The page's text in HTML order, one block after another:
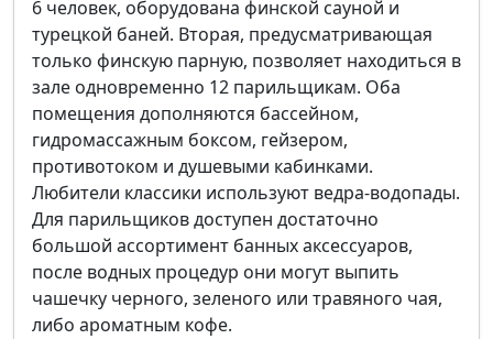
6 человек, оборудована финской сауной и
турецкой баней. Вторая, предусматривающая
только финскую парную, позволяет находиться в
зале одновременно 12 парильщикам. Оба
помещения дополняются бассейном,
гидромассажным боксом, гейзером,
противотоком и душевыми кабинками.
Любители классики используют ведра-водопады.
Для парильщиков доступен достаточно
большой ассортимент банных аксессуаров,
после водных процедур они могут выпить
чашечку черного, зеленого или травяного чая,
либо ароматным кофе.